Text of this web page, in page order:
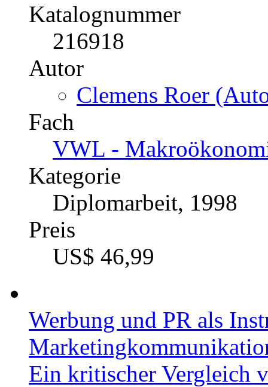
Katalognummer
216918
Autor
Clemens Roer
Fach
VWL -
Kategorie
Diplomarbeit, 1998
Preis
US$ 46,99
Werbung und PR als
Ein kritischer Vergleich